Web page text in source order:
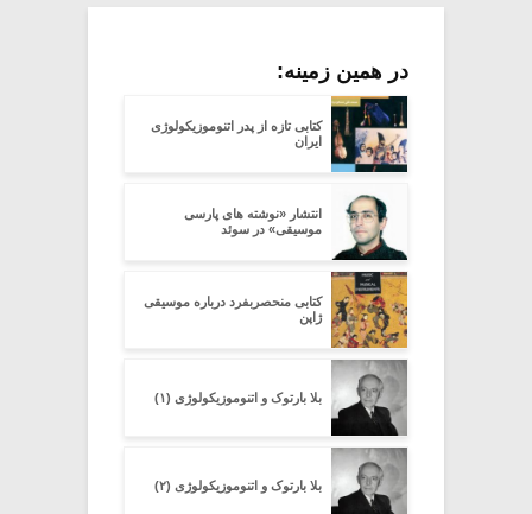
در همین زمینه:
کتابی تازه از پدر اتنوموزیکولوژی
ایران
انتشار «نوشته های پارسی
موسیقی» در سوئد
کتابی منحصربفرد درباره موسیقی
ژاپن
بلا بارتوک و اتنوموزیکولوژی (۱)
بلا بارتوک و اتنوموزیکولوژی (۲)